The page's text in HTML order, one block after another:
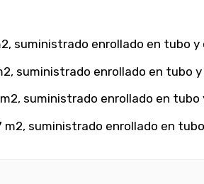
suministrado enrollado en tubo
suministrado enrollado en tubo
suministrado enrollado en
m2, suministrado enrollado en